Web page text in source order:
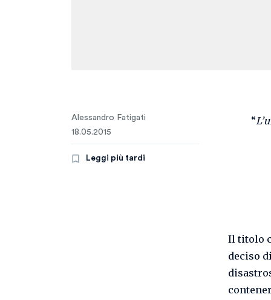
Alessandro Fatigati
18.05.2015
Leggi più tardi
“
Il titolo
deciso